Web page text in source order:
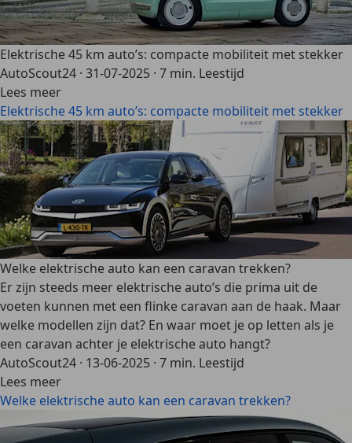
Elektrische 45 km auto’s: compacte mobiliteit met stekker
AutoScout24 · 31-07-2025 · 7 min. Leestijd
Lees meer
Elektrische 45 km auto’s: compacte mobiliteit met stekker
Welke elektrische auto kan een caravan trekken?
Er zijn steeds meer elektrische auto’s die prima uit de
voeten kunnen met een flinke caravan aan de haak. Maar
welke modellen zijn dat? En waar moet je op letten als je
een caravan achter je elektrische auto hangt?
AutoScout24 · 13-06-2025 · 7 min. Leestijd
Lees meer
Welke elektrische auto kan een caravan trekken?